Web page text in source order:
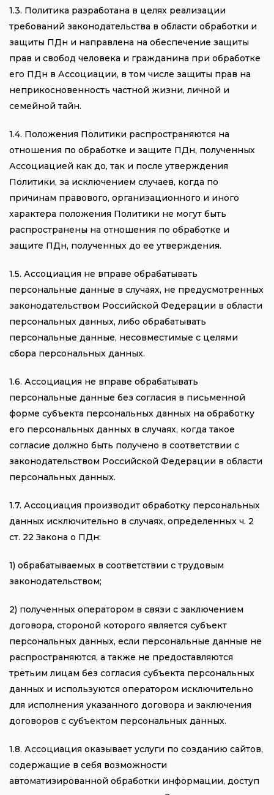
1.3. Политика разработана в целях реализации
требований законодательства в области обработки и
защиты ПДн и направлена на обеспечение защиты
прав и свобод человека и гражданина при обработке
его ПДн в Ассоциации, в том числе защиты прав на
неприкосновенность частной жизни, личной и
семейной тайн.
1.4. Положения Политики распространяются на
отношения по обработке и защите ПДн, полученных
Ассоциацией как до, так и после утверждения
Политики, за исключением случаев, когда по
причинам правового, организационного и иного
характера положения Политики не могут быть
распространены на отношения по обработке и
защите ПДн, полученных до ее утверждения.
1.5. Ассоциация не вправе обрабатывать
персональные данные в случаях, не предусмотренных
законодательством Российской Федерации в области
персональных данных, либо обрабатывать
персональные данные, несовместимые с целями
сбора персональных данных.
1.6. Ассоциация не вправе обрабатывать
персональные данные без согласия в письменной
форме субъекта персональных данных на обработку
его персональных данных в случаях, когда такое
согласие должно быть получено в соответствии с
законодательством Российской Федерации в области
персональных данных.
1.7. Ассоциация производит обработку персональных
данных исключительно в случаях, определенных ч. 2
ст. 22 Закона о ПДн:
1) обрабатываемых в соответствии с трудовым
законодательством;
2) полученных оператором в связи с заключением
договора, стороной которого является субъект
персональных данных, если персональные данные не
распространяются, а также не предоставляются
третьим лицам без согласия субъекта персональных
данных и используются оператором исключительно
для исполнения указанного договора и заключения
договоров с субъектом персональных данных.
1.8. Ассоциация оказывает услуги по созданию сайтов,
содержащие в себя возможности
автоматизированной обработки информации, доступ